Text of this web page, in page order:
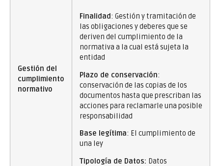
Gestión del
cumplimiento
normativo
Finalidad: Gestión y tramitación de
las obligaciones y deberes que se
deriven del cumplimiento de la
normativa a la cual está sujeta la
entidad
Plazo de conservación:
conservación de las copias de los
documentos hasta que prescriban las
acciones para reclamarle una posible
responsabilidad
Base legítima: El cumplimiento de
una ley
Tipología de Datos: Datos